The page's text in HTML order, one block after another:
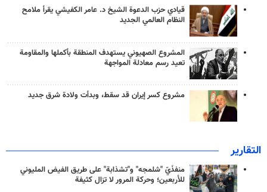
قيادي حزب الدعوة الشيخ د. عامر الكفيشي يقرأ ملامح
النظام العالمي الجديد
المشروع الصهيوني يستهدف المنطقة بأكملها والمقاومة
تعيد رسم معادلة المواجهة
مشروع كسر إيران قد سقط، وبدأت ولادة شرق جديد
التقارير
منفذَيّ "شلمجه" و"تشذابة" على طريق الفيض المليوني
للأربعين؛ وحركة المرور لا تزال كثيفة